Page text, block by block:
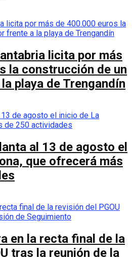
licita por más
la construcción de un
playa de Trengandín
al 13 de agosto el
que ofrecerá más
en la recta final de la
tras la reunión de la